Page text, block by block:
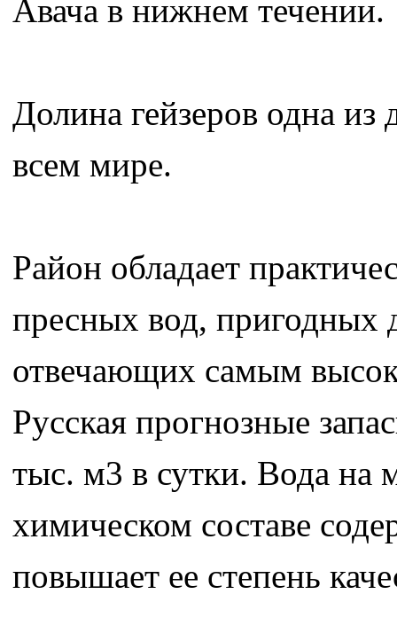
Авача в нижнем течении.
Долина гейзеров одна из
всем мире.
Район обладает
пресных вод, пригодных
отвечающих самым
Русская прогнозные
тыс. м3 в сутки. Вода на
химическом составе
повышает ее степень